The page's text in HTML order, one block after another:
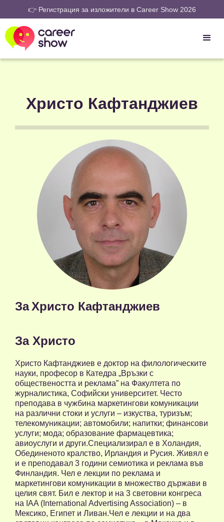
👉 Регистрация за изложители в Career Show 2026
Христо Кафтанджиев
За Христо Кафтанджиев
За Христо
Христо Кафтанджиев e доктор на филологическите
науки, професор в Катедра „Връзки с
обществеността и реклама” на Факултета по
журналистика, Софийски университет. Често
преподава в чужбина маркетингови комуникации
на различни стоки и услуги – изкуства, туризъм;
телекомуникации; автомобили; напитки; финансови
услуги; мода; образование фармацевтика;
авиоуслуги и други.Специализирал е в Холандия,
Обединеното кралство, Ирландия и Русия. Живял е
и е преподавал 3 години семиотика и реклама във
Финландия. Чел е лекции по реклама и
маркетингови комуникации в множество държави в
целия свят. Бил е лектор и на 3 световни конгреса
на IAA (International Advertising Association) – в
Мексико, Египет и Ливан.Чел е лекции и на два